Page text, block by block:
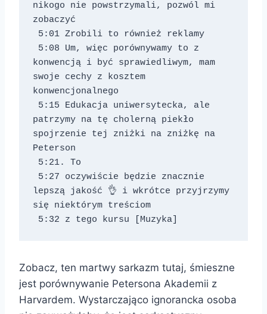
nikogo nie powstrzymali, pozwól mi
zobaczyć
5:01 Zrobili to również reklamy
konwencją i być sprawiedliwym, mam
swoje cechy z kosztem
konwencjonalnego
patrzymy na tę cholerną piekło
spojrzenie tej zniżki na zniżkę na
Peterson
5:21. To
lepszą jakość 👌 i wkrótce przyjrzymy
się niektórym treściom
5:32 z tego kursu [Muzyka]
Zobacz, ten martwy sarkazm tutaj, śmieszne
jest porównywanie Petersona Akademii z
Harvardem. Wystarczająco ignorancka osoba